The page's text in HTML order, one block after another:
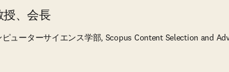
授、会長
ューターサイエンス学部, Scopus Content Selection and